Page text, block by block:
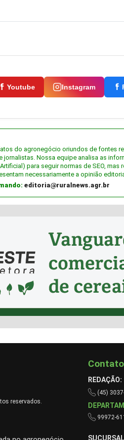
Youtube Instagram
do agronegócio oriundos de fontes
Nossa equipe analisa as
para seguir normas de SEO,
necessariamente a opinião
editoria@ruralnews.agr.br
reservados.
REDAÇÃO:
(45)
99972-